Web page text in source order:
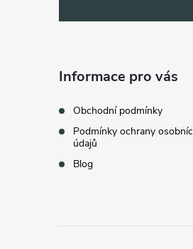
Informace pro vás
Obchodní podmínky
Podmínky ochrany
údajů
Blog